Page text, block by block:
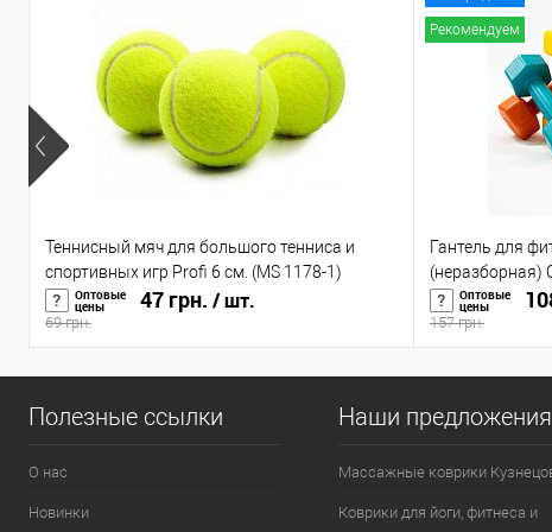
Теннисный мяч для большого тенниса и
спортивных игр Profi 6 см. (MS 1178-1)
Оптовые
цены 47 грн. / шт.
69 грн.
Рекомендуем
Гантель для
(неразборная)
Оптовые
цены
157 грн.
Полезные ссылки
О нас
Новинки
Наши предложения
Массажные коврики
Коврики для йоги, фитнеса и